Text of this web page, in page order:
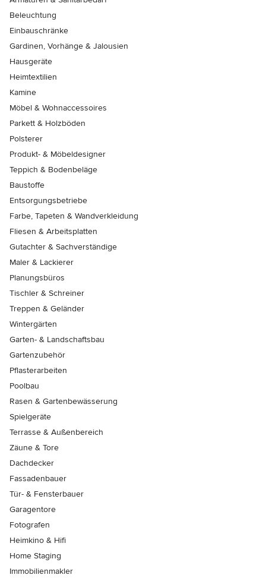
Beleuchtung
Einbauschränke
Gardinen, Vorhänge & Jalousien
Hausgeräte
Heimtextilien
Kamine
Möbel & Wohnaccessoires
Parkett & Holzböden
Polsterer
Produkt- & Möbeldesigner
Teppich & Bodenbeläge
Baustoffe
Entsorgungsbetriebe
Farbe, Tapeten & Wandverkleidung
Fliesen & Arbeitsplatten
Gutachter & Sachverständige
Maler & Lackierer
Planungsbüros
Tischler & Schreiner
Treppen & Geländer
Wintergärten
Garten- & Landschaftsbau
Gartenzubehör
Pflasterarbeiten
Poolbau
Rasen & Gartenbewässerung
Spielgeräte
Terrasse & Außenbereich
Zäune & Tore
Dachdecker
Fassadenbauer
Tür- & Fensterbauer
Garagentore
Fotografen
Heimkino & Hifi
Home Staging
Immobilienmakler